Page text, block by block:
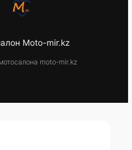
Moto-mir.kz
moto-mir.kz